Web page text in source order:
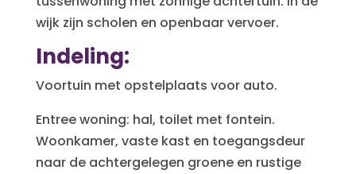
wijk zijn scholen en openbaar vervoer.
Indeling:
Voortuin met opstelplaats voor auto.
Entree woning: hal, toilet met fontein.
Woonkamer, vaste kast en toegangsdeur
naar de achtergelegen groene en rustige